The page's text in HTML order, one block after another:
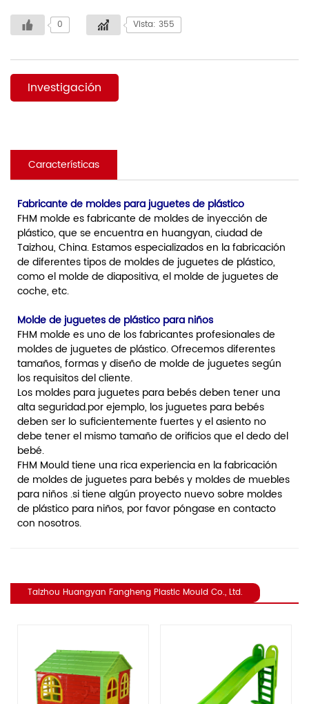
0 Vista: 355
Investigación
Características
Fabricante de moldes para juguetes de plástico
FHM molde es fabricante de moldes de inyección de
plástico, que se encuentra en huangyan, ciudad de
Taizhou, China. Estamos especializados en la fabricación
de diferentes tipos de moldes de juguetes de plástico,
como el molde de diapositiva, el molde de juguetes de
coche, etc.
Molde de juguetes de plástico para niños
FHM molde es uno de los fabricantes profesionales de
moldes de juguetes de plástico. Ofrecemos diferentes
tamaños, formas y diseño de molde de juguetes según
los requisitos del cliente.
Los moldes para juguetes para bebés deben tener una
alta seguridad.por ejemplo, los juguetes para bebés
deben ser lo suficientemente fuertes y el asiento no
debe tener el mismo tamaño de orificios que el dedo del
bebé.
FHM Mould tiene una rica experiencia en la fabricación
de moldes de juguetes para bebés y moldes de muebles
para niños .si tiene algún proyecto nuevo sobre moldes
de plástico para niños, por favor póngase en contacto
con nosotros.
Taizhou Huangyan Fangheng Plastic Mould Co., Ltd.